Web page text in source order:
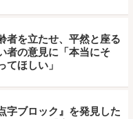
者を立たせ、平然と座る
の意見に「本当にそ
てほしい」
字ブロック』を発見した